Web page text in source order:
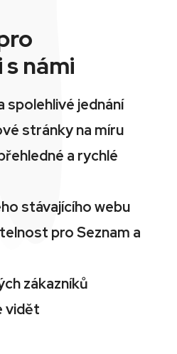
námi
spolehlivé jednání
stránky na míru
a rychlé
stávajícího webu
pro Seznam a
zákazníků
vidět